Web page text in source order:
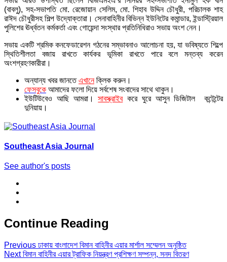
(বাবলু), সহ-সভাপতি মো. রেজোয়ান সেলিম, মো. শিহাব উদ্দিন চৌধুরী, পরিচালক শাহ
রাঈদ চৌধুরীসহ শিল্প উদ্যোক্তারা। সেনাবাহিনীর বিভিন্ন ইউনিটের কমান্ডার, ইন্ডাস্ট্রিয়াল
পুলিশের ঊর্ধ্বতন কর্মকর্তা এবং গোয়েন্দা সংস্থার প্রতিনিধিরাও সভায় অংশ নেন।
সভায় একটি শ্রমিক কনফেডারেশন গঠনের সম্ভাবনাও আলোচনা হয়, যা ভবিষ্যতে শিল্পে
স্থিতিশীলতা বজায় রাখতে কার্যকর ভূমিকা রাখতে পারে বলে মন্তব্য করেন
অংশগ্রহণকারীরা।
অন্যান্য খবর জানতে এখানে ক্লিক করুন।
ফেসবুকে আমাদের ফলো দিয়ে সর্বশেষ সংবাদের সাথে থাকুন।
ইউটিউবেও আছি আমরা।
সাবস্ক্রাইব করে ঘুরে আসুন ডিজিটাল কন্টেন্টের
দুনিয়ায়।
Southeast Asia Journal
See author's posts
Continue Reading
Previous ঢাকায় বাংলাদেশ বিমান বাহিনীর এয়ার মার্শাল সম্মেলন অনুষ্ঠিত
Nextবিমান বাহিনীর এয়ার ট্রাফিক নিয়ন্ত্রণ প্রশিক্ষণ সম্পন্ন, সনদ বিতরণ